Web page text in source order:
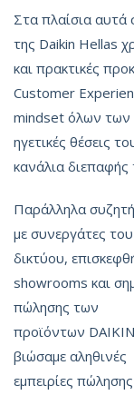
Στα πλαίσια αυτά
της Daikin Hellas
και πρακτικές
Customer
mindset όλων των
ηγετικές θέσεις
κανάλια
Παράλληλα
με συνεργάτες του
δικτύου,
showrooms και
πώλησης των
προϊόντων
βιώσαμε αληθινές
εμπειρίες